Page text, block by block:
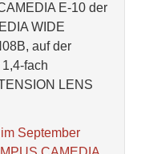
E-10 der
WIDE
auf der
fach
LENS
September